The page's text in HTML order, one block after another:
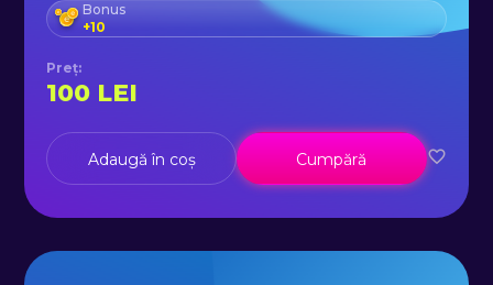
Bonus
+10
Preț:
100 LEI
Adaugă în coș Cumpără